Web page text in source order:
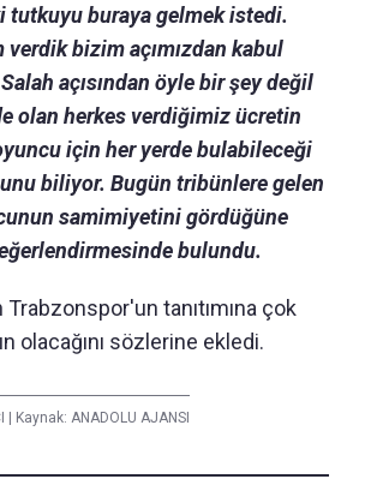
tutkuyu buraya gelmek istedi.
bizim açımızdan kabul
açısından öyle bir şey değil
olan herkes verdiğimiz ücretin
için her yerde bulabileceği
biliyor. Bugün tribünlere gelen
samimiyetini gördüğüne
bulundu.
Trabzonspor'un tanıtımına çok
olacağını sözlerine ekledi.
| Kaynak: ANADOLU AJANSI